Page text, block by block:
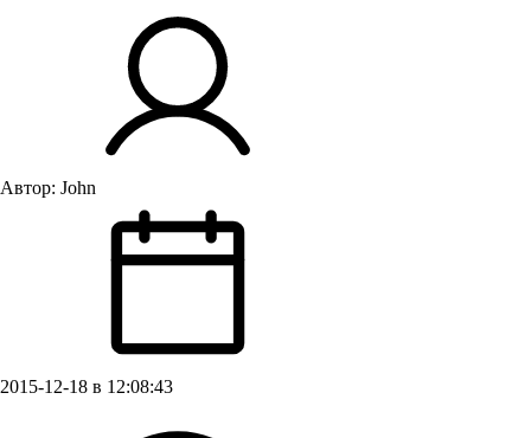
Автор: John
2015-12-18 в 12:08:43